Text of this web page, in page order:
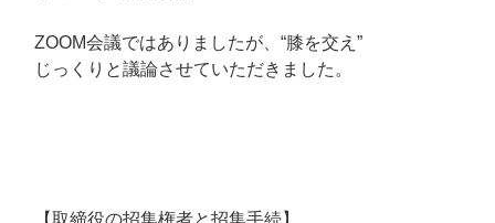
ZOOM会議ではありましたが、“膝を交え”
じっくりと議論させていただきました。
【取締役の招集権者と招集手続】